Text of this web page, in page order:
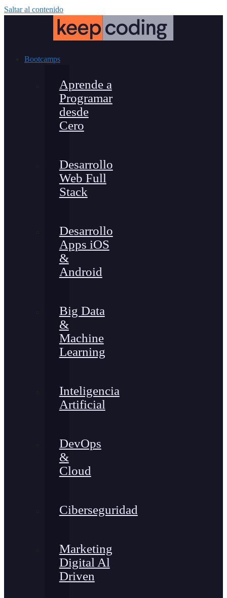
Saltar al contenido
Bootcamps
Aprende a
Programar
desde
Cero
Desarrollo
Web Full
Stack
Desarrollo
Apps iOS
&
Android
Big Data
&
Machine
Learning
Inteligencia
Artificial
DevOps
&
Cloud
Ciberseguridad
Marketing
Digital Al
Driven